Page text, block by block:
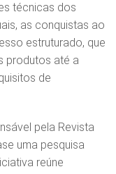
técnicas dos
as conquistas ao
estruturado, que
produtos até a
de
pela Revista
uma pesquisa
reúne